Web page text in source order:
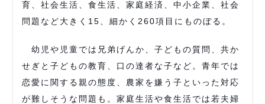
育、社会生活、食生活、家庭経済、中小企業、社会
問題など大きく15、細かく260項目にものぼる。
幼児や児童では兄弟げんか、子どもの質問、共か
せぎと子どもの教育、口の達者な子など。青年では
恋愛に関する親の態度、農家を嫌う子といった対応
が難しそうな問題も。家庭生活や食生活では若夫婦